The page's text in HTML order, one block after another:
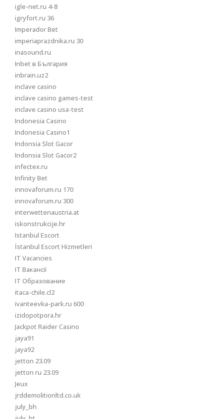
igle-net.ru 4-8
igryfort.ru 36
Imperador Bet
imperiaprazdnika.ru 30
inasound.ru
Inbet в България
inbrain.uz2
inclave casino
inclave casino games-test
inclave casino usa-test
Indonesia Casino
Indonesia Casino1
Indonsia Slot Gacor
Indonsia Slot Gacor2
infectex.ru
Infinity Bet
innovaforum.ru 170
innovaforum.ru 300
interwettenaustria.at
iskonstrukcije.hr
Istanbul Escort
İstanbul Escort Hizmetleri
IT Vacancies
IT Вакансії
IT Образование
itaca-chile.cl2
ivanteevka-park.ru 600
izidopotpora.hr
Jackpot Raider Casino
jaya91
jaya92
jetton 23.09
jetton ru 23.09
Jeux
jrddemolitionltd.co.uk
july_bh